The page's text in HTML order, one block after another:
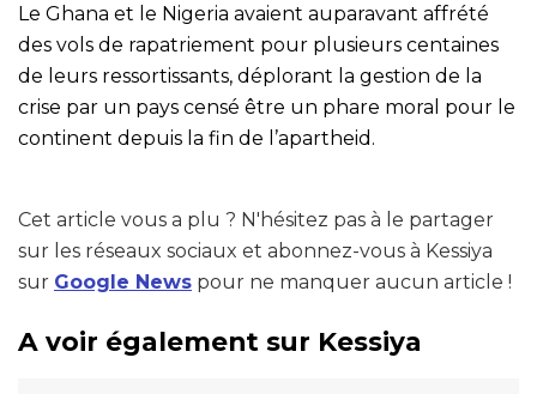
Le Ghana et le Nigeria avaient auparavant affrété
des vols de rapatriement pour plusieurs centaines
de leurs ressortissants, déplorant la gestion de la
crise par un pays censé être un phare moral pour le
continent depuis la fin de l’apartheid.
Cet article vous a plu ? N'hésitez pas à le partager
sur les réseaux sociaux et abonnez-vous à Kessiya
sur Google News pour ne manquer aucun article !
A voir également sur Kessiya